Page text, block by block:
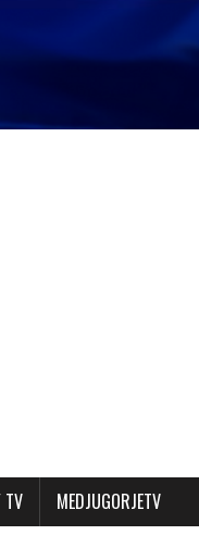
TV MEDJUGORJETV